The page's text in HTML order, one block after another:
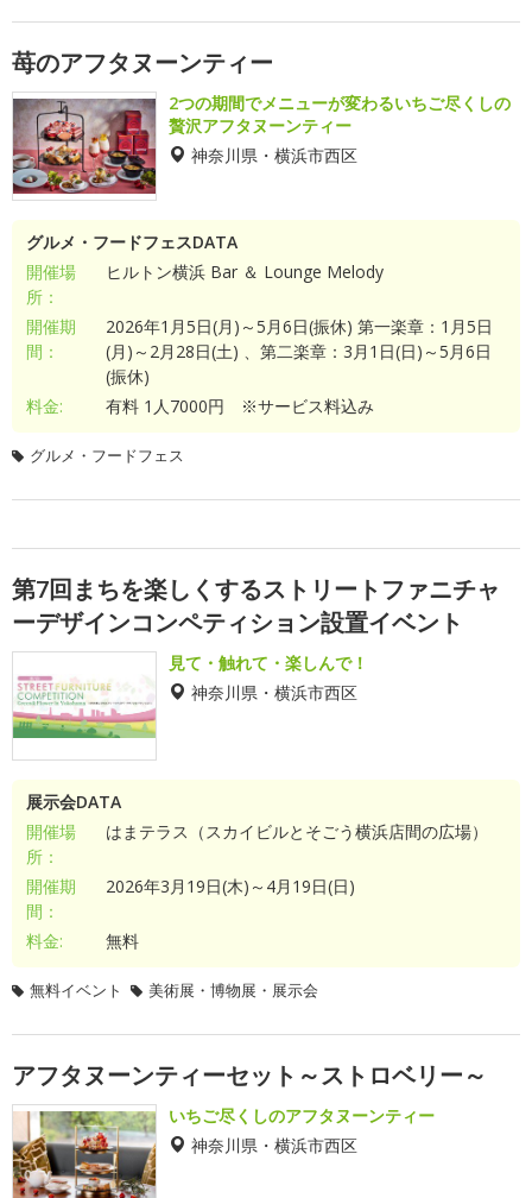
苺のアフタヌーンティー
2つの期間でメニューが変わるいちご尽くしの
贅沢アフタヌーンティー
神奈川県・横浜市西区
グルメ・フードフェスDATA
開催場
所：
ヒルトン横浜 Bar ＆ Lounge Melody
開催期
間：
2026年1月5日(月)～5月6日(振休) 第一楽章：1月5日
(月)～2月28日(土) 、第二楽章：3月1日(日)～5月6日
(振休)
料金:
有料 1人7000円 ※サービス料込み
グルメ・フードフェス
第7回まちを楽しくするストリートファニチャ
ーデザインコンペティション設置イベント
見て・触れて・楽しんで！
神奈川県・横浜市西区
展示会DATA
開催場
所：
はまテラス（スカイビルとそごう横浜店間の広場）
開催期
間：
2026年3月19日(木)～4月19日(日)
料金: 無料
無料イベント 美術展・博物展・展示会
アフタヌーンティーセット～ストロベリー～
いちご尽くしのアフタヌーンティー
神奈川県・横浜市西区